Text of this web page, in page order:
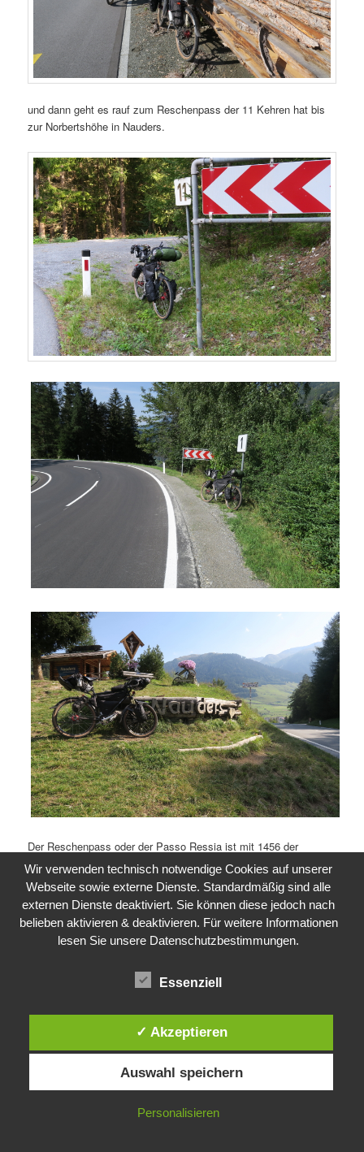
und dann geht es rauf zum Reschenpass der 11 Kehren hat bis
zur Norbertshöhe in Nauders.
Der Reschenpass oder der Passo Ressia ist mit 1456 der
höchste Punkt unserer Tour. Fairerweise muss man sagen, das
das Schild in Österreich steht und dann noch ein paar
Höhenmeter vor einem liegen bis man ganz oben ist.
Wir verwenden technisch notwendige Cookies auf unserer
Webseite sowie externe Dienste. Standardmäßig sind alle
externen Dienste deaktiviert. Sie können diese jedoch nach
belieben aktivieren & deaktivieren. Für weitere Informationen
lesen Sie unsere Datenschutzbestimmungen.
Essenziell
✓ Akzeptieren
Auswahl speichern
Personalisieren